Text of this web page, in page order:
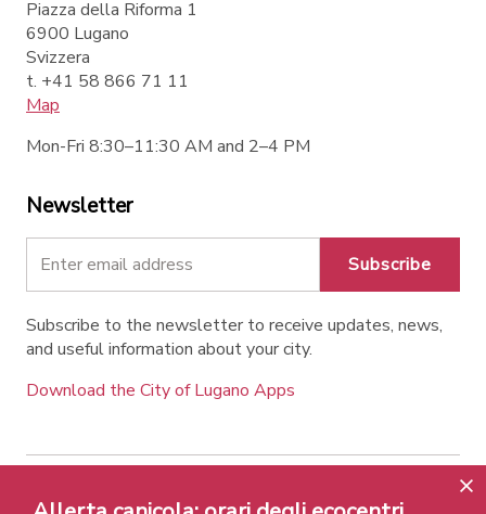
Piazza della Riforma 1
6900 Lugano
Svizzera
t. +41 58 866 71 11
Map
Mon-Fri 8:30–11:30 AM and 2–4 PM
Newsletter
Subscribe
Subscribe to the newsletter to receive updates, news,
and useful information about your city.
Download the City of Lugano Apps
Contatti Links Legal Notice Privacy Policy